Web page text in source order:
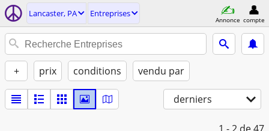
Lancaster, PA Entreprises
Annonce compte
+ prix conditions vendu par
derniers